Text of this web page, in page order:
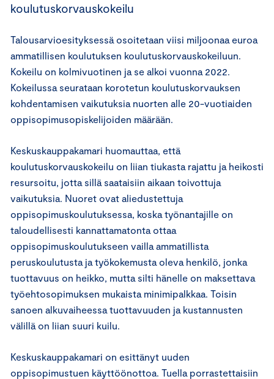
koulutuskorvauskokeilu
Talousarvioesityksessä osoitetaan viisi miljoonaa euroa
ammatillisen koulutuksen koulutuskorvauskokeiluun.
Kokeilu on kolmivuotinen ja se alkoi vuonna 2022.
Kokeilussa seurataan korotetun koulutuskorvauksen
kohdentamisen vaikutuksia nuorten alle 20-vuotiaiden
oppisopimusopiskelijoiden määrään.
Keskuskauppakamari huomauttaa, että
koulutuskorvauskokeilu on liian tiukasta rajattu ja heikosti
resursoitu, jotta sillä saataisiin aikaan toivottuja
vaikutuksia. Nuoret ovat aliedustettuja
oppisopimuskoulutuksessa, koska työnantajille on
taloudellisesti kannattamatonta ottaa
oppisopimuskoulutukseen vailla ammatillista
peruskoulutusta ja työkokemusta oleva henkilö, jonka
tuottavuus on heikko, mutta silti hänelle on maksettava
työehtosopimuksen mukaista minimipalkkaa. Toisin
sanoen alkuvaiheessa tuottavuuden ja kustannusten
välillä on liian suuri kuilu.
Keskuskauppakamari on esittänyt uuden
oppisopimustuen käyttöönottoa. Tuella porrastettaisiin